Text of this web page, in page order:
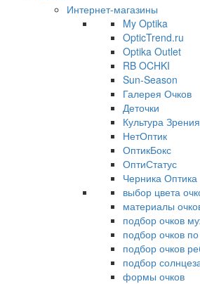
Интернет-магазины
My Optika
OpticTrend.ru
Optika Outlet
RB OCHKI
Sun-Season
Галерея Очков
Деточки
Культура Зрения
НетОптик
ОптикБокс
ОптиСтатус
Черника Оптика
выбор цвета
материалы
подбор очков
подбор очков
подбор очков
подбор
формы очков